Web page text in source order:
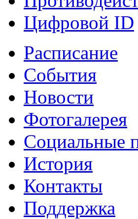
Цифровой ID
Расписание
События
Новости
Фотогалерея
Социальные
История
Контакты
Поддержка